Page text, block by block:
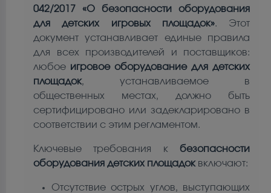
042/2017 «О безопасности оборудования
для детских игровых площадок». Этот
документ устанавливает единые правила
для всех производителей и поставщиков:
любое игровое оборудование для детских
площадок, устанавливаемое в
общественных местах, должно быть
сертифицировано или задекларировано в
соответствии с этим регламентом.
Ключевые требования к безопасности
оборудования детских площадоквключают:
Отсутствие острых углов, выступающих